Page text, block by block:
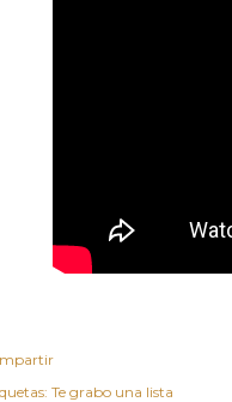
Te grabo una lista